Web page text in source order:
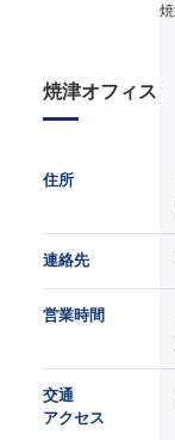
焼津オフィス
住所
連絡先
営業時間
交通
アクセス